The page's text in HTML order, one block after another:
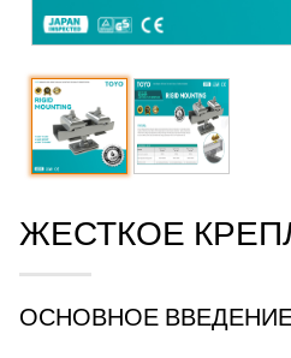
ЖЕСТКОЕ
ОСНОВНОЕ